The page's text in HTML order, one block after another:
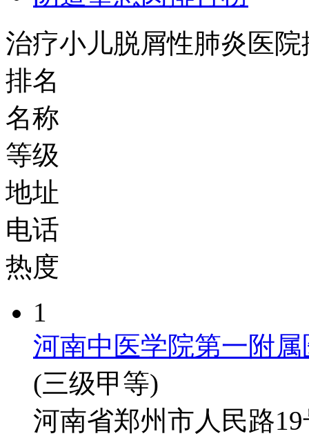
治疗小儿脱屑性肺炎医院
排名
名称
等级
地址
电话
热度
1
河南中医学院第一附属
(三级甲等)
河南省郑州市人民路19